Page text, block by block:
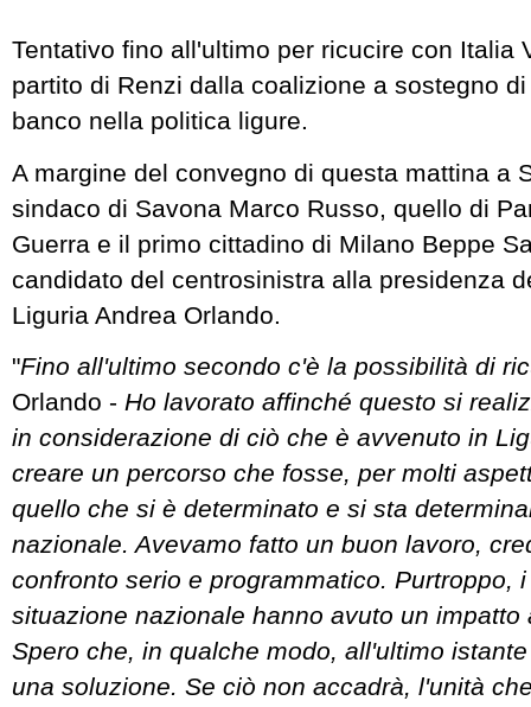
Tentativo fino all'ultimo per ricucire con Italia
partito di Renzi dalla coalizione a sostegno
banco nella politica ligure.
A margine del convegno di questa mattina a
sindaco di Savona Marco Russo, quello di
Guerra e il primo cittadino di Milano Beppe
candidato del centrosinistra alla presidenza
Liguria Andrea Orlando.
"Fino all'ultimo secondo c'è la possibilità di
Orlando - Ho lavorato affinché questo si
in considerazione di ciò che è avvenuto in
creare un percorso che fosse, per molti
quello che si è determinato e si sta
nazionale. Avevamo fatto un buon lavoro,
confronto serio e programmatico. Purtroppo,
situazione nazionale hanno avuto un impatto
Spero che, in qualche modo, all'ultimo
una soluzione. Se ciò non accadrà, l'unità